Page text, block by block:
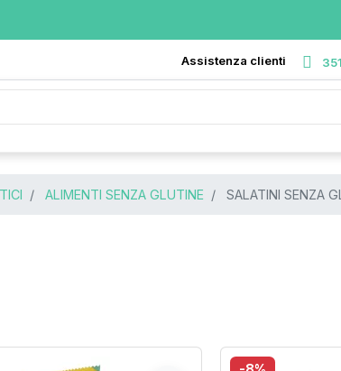
Assistenza clienti
ALIMENTI SENZA GLUTINE SALATINI SENZA